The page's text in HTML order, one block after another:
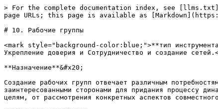
> For the complete documentation index, see
page URLs; this page is available as
# 10. Рабочие группы
<mark style="background-color:blue;">**тип
Укрепление доверия и Сотрудничество и создание
**Назначение**&#x20;
Создание рабочих групп отвечает различным
заинтересованными сторонами для придания процессу
целям, от рассмотрения конкретных аспектов